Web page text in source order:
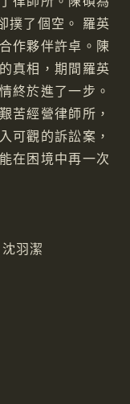
撲了個空。 羅英
作夥伴許卓。陳
真相，期間羅英
終於進了一步。
苦經營律師所，
可觀的訴訟案，
在困境中再一次
羽潔